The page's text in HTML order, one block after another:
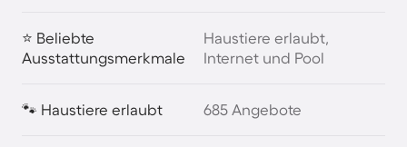
⭐ Beliebte
Ausstattungsmerkmale
Haustiere erlaubt,
Internet und Pool
🐾 Haustiere erlaubt 685 Angebote